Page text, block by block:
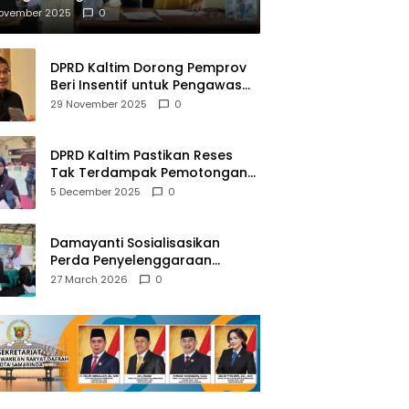
NAPZA
2025 0
DPRD Kaltim Dorong Pemprov
Beri Insentif untuk Pengawas
Madrasah dan Pendidikan
29 November 2025 0
DPRD Kaltim Pastikan Reses
Tak Terdampak Pemotongan
Transfer Dana Pusat
5 December 2025 0
Damayanti Sosialisasikan
Perda Penyelenggaraan
Pendidikan Pancasila dan
27 March 2026 0